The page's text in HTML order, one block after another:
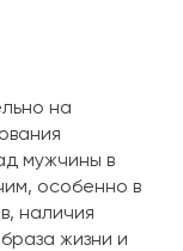
на
мужчины в
особенно в
наличия
жизни и